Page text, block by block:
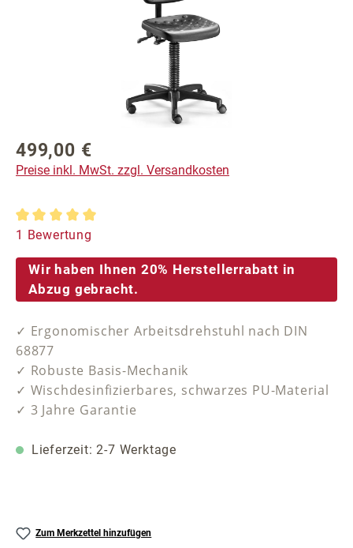
Regulärer Preis:
499,00 €
Preise inkl. MwSt. zzgl. Versandkosten
Durchschnittliche Bewertung von 5 von 5 Sternen
1 Bewertung
Wir haben Ihnen 20% Herstellerrabatt in
Abzug gebracht.
✓ Ergonomischer Arbeitsdrehstuhl nach DIN
68877
✓ Robuste Basis-Mechanik
✓ Wischdesinfizierbares, schwarzes PU-Material
✓ 3 Jahre Garantie
Lieferzeit: 2-7 Werktage
Zum Merkzettel hinzufügen